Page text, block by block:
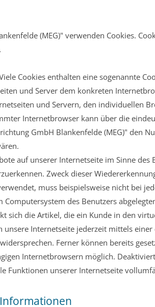
(MEG)" verwenden Cookies.
Cookies enthalten eine sogenannte
und Server dem konkreten
und Servern, den individuellen
Internetbrowser kann über die
GmbH Blankenfelde (MEG)" den
auf unserer Internetseite im Sinne
Zweck dieser
muss beispielsweise nicht bei
des Benutzers
sich die Artikel, die ein Kunde in den
Internetseite jederzeit mittels
Ferner können bereits
Internetbrowsern möglich.
Funktionen unserer Internetseite